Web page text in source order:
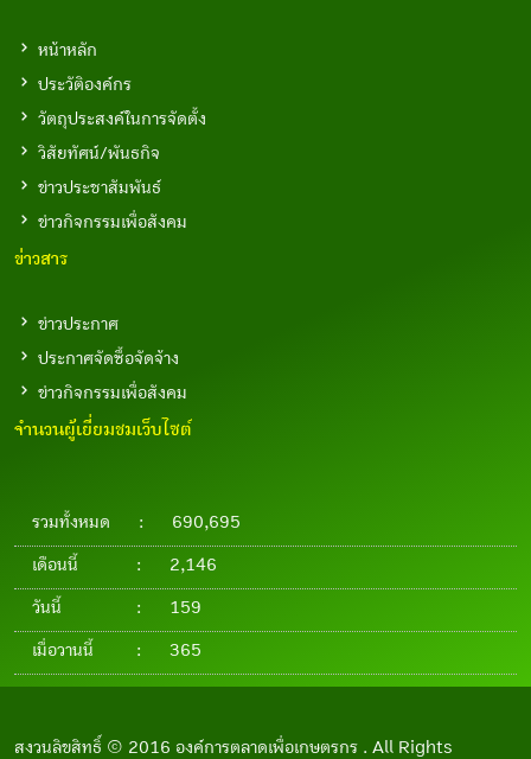
หน้าหลัก
ประวัติองค์กร
วัตถุประสงค์ในการจัดตั้ง
วิสัยทัศน์/พันธกิจ
ข่าวประชาสัมพันธ์
ข่าวกิจกรรมเพื่อสังคม
ข่าวสาร
ข่าวประกาศ
ประกาศจัดซื้อจัดจ้าง
ข่าวกิจกรรมเพื่อสังคม
จำนวนผู้เยี่ยมชมเว็บไซต์
รวมทั้งหมด : 690,695
เดือนนี้ : 2,146
วันนี้ : 159
เมื่อวานนี้ : 365
สงวนลิขสิทธิ์ © 2016 องค์การตลาดเพื่อเกษตรกร . All Rights